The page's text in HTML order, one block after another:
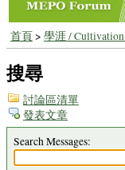
首頁> 學涯 / Cultivation
搜尋
討論區清單
發表文章
Search Messages: